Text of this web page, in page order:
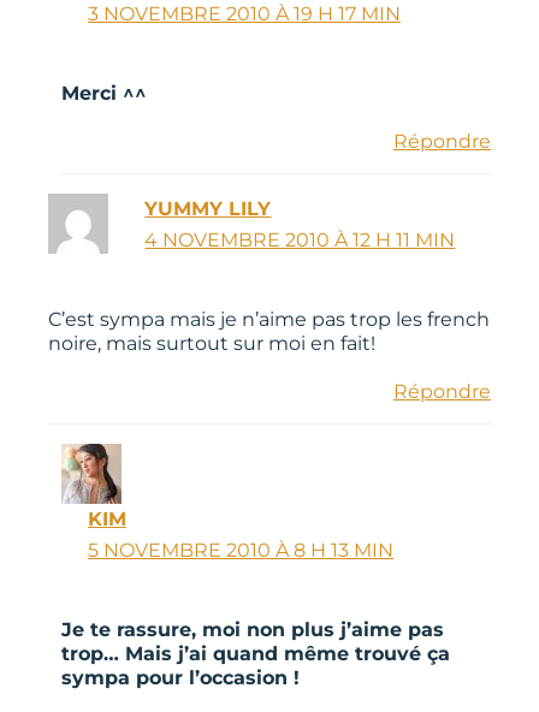
3 NOVEMBRE 2010 À 19 H 17 MIN
Merci ^^
Répondre
YUMMY LILY
4 NOVEMBRE 2010 À 12 H 11 MIN
C’est sympa mais je n’aime pas trop les french
noire, mais surtout sur moi en fait!
Répondre
KIM
5 NOVEMBRE 2010 À 8 H 13 MIN
Je te rassure, moi non plus j’aime pas
trop… Mais j’ai quand même trouvé ça
sympa pour l’occasion !